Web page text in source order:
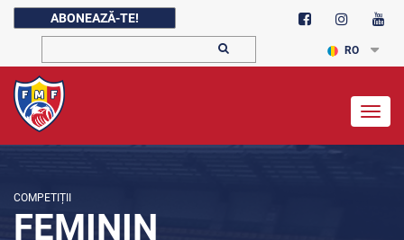
ABONEAZĂ-TE!
RO
COMPETIȚII
FEMININ